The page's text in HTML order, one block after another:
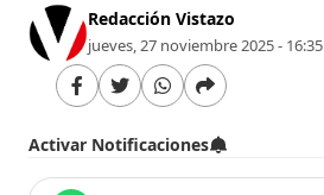
Redacción Vistazo
jueves, 27 noviembre 2025 - 16:35
Activar Notificaciones